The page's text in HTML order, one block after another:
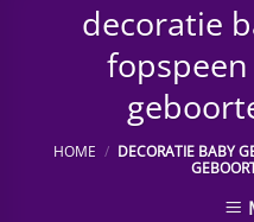
decoratie
HOME / DECORATIE BABY